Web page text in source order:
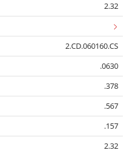
2.32
2.CD.060160.CS
.0630
.378
.567
.157
2.32